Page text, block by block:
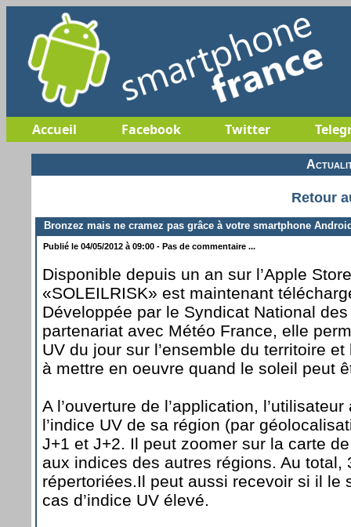
Accueil Facebook Twitter
Retour
Bronzez mais ne cramez pas grâce à votre smartphone
Publié le 04/05/2012 à 09:00 - Pas de commentaire ...
Disponible depuis un an sur l’Apple
«SOLEILRISK» est maintenant
Développée par le Syndicat National
partenariat avec Météo France, elle
UV du jour sur l’ensemble du territoire
à mettre en oeuvre quand le soleil peut
A l’ouverture de l’application,
l’indice UV de sa région (par
J+1 et J+2. Il peut zoomer sur la carte
aux indices des autres régions. Au total,
répertoriées.Il peut aussi recevoir si il le
cas d’indice UV élevé.